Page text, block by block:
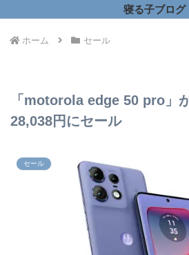
寝る子ブログ
ホーム セール
「motorola edge 50 pro」
28,038円にセール
セール